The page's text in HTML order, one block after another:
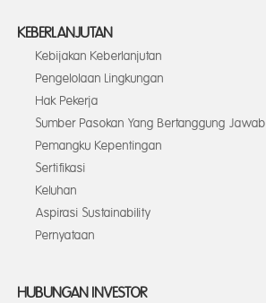
KEBERLANJUTAN
Kebijakan Keberlanjutan
Pengelolaan Lingkungan
Hak Pekerja
Sumber Pasokan Yang Bertanggung Jawab
Pemangku Kepentingan
Sertifikasi
Keluhan
Aspirasi Sustainability
Pernyataan
HUBUNGAN INVESTOR